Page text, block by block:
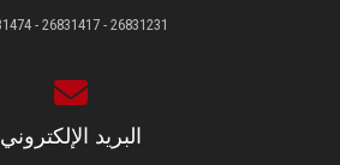
26831231 - 26831417 - 26831474
البريد الإلكتروني